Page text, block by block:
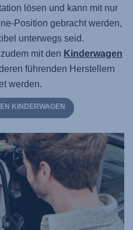
lösen und kann mit nur
Position gebracht werden,
unterwegs seid.
mit den Kinderwagen
führenden Herstellern
werden.
KINDERWAGEN